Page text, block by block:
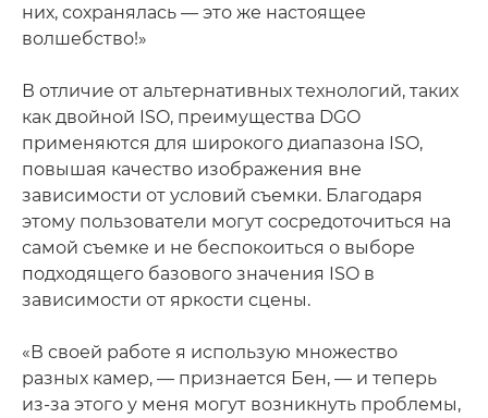
них, сохранялась — это же настоящее
волшебство!»
В отличие от альтернативных технологий, таких
как двойной ISO, преимущества DGO
применяются для широкого диапазона ISO,
повышая качество изображения вне
зависимости от условий съемки. Благодаря
этому пользователи могут сосредоточиться на
самой съемке и не беспокоиться о выборе
подходящего базового значения ISO в
зависимости от яркости сцены.
«В своей работе я использую множество
разных камер, — признается Бен, — и теперь
из-за этого у меня могут возникнуть проблемы,